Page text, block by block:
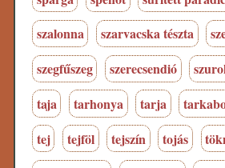
szalonna
szarvacska tészta
szegfűszeg
szerecsendió
taja
tarhonya tarja
tej
tejföl tejszín tojás